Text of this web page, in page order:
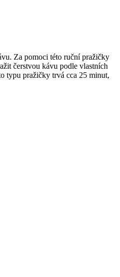
Za pomoci této ruční pražičky
čerstvou kávu podle vlastních
typu pražičky trvá cca 25 minut,